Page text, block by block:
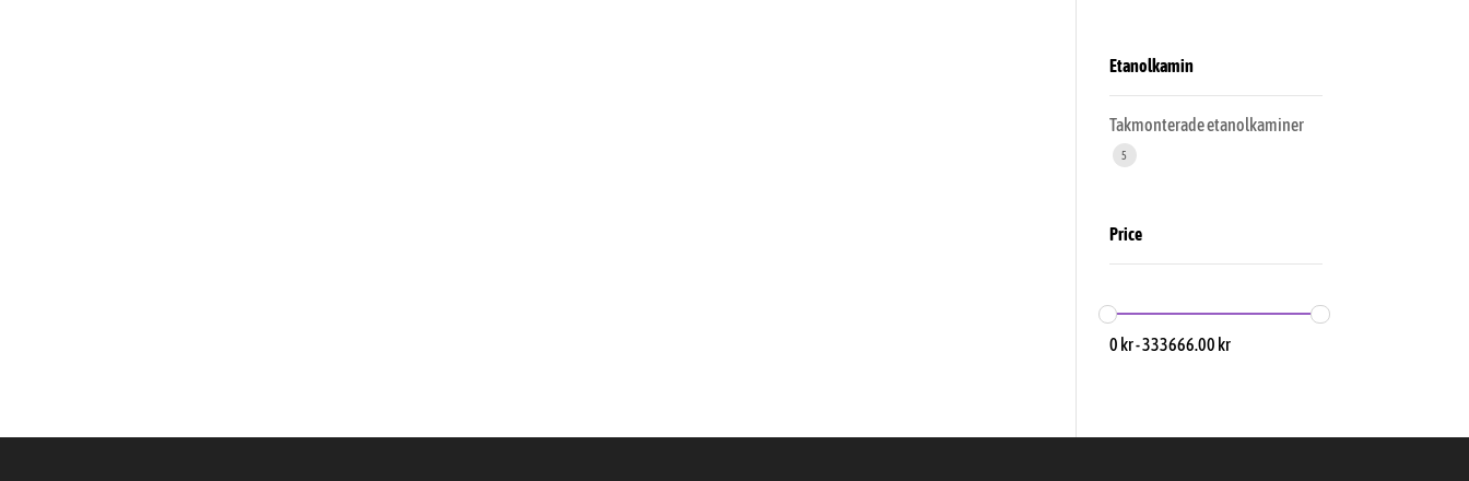
Etanolkamin
Takmonterade etanolkaminer
5
Price
0 kr-333666.00 kr